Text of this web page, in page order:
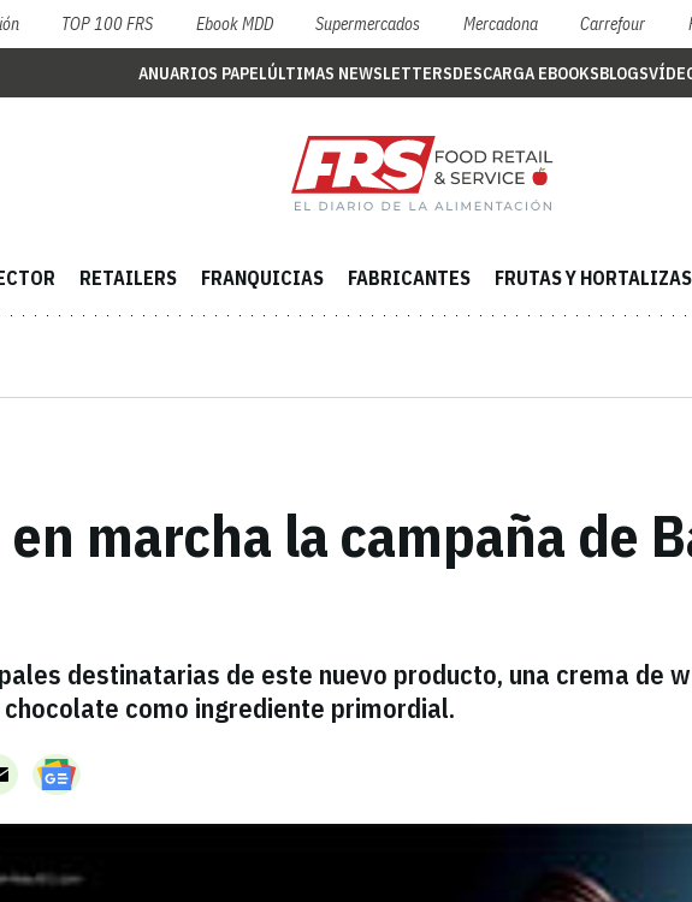
TOP 100 FRS Ebook MDD Supermercados Mercadona Carrefour
ANUARIOS PAPELÚLTIMAS NEWSLETTERSDESCARGA EBOOKSBLOGS
RETAILERS FRANQUICIAS FABRICANTES FRUTAS Y HORTALIZAS
en marcha la campaña de
destinatarias de este nuevo producto, una crema de
como ingrediente primordial.
Email